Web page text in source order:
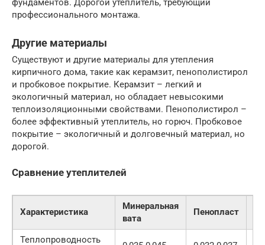
фундаментов. Дорогой утеплитель, требующий
профессионального монтажа.
Другие материалы
Существуют и другие материалы для утепления
кирпичного дома, такие как керамзит, пенополистирол
и пробковое покрытие. Керамзит – легкий и
экологичный материал, но обладает невысокими
теплоизоляционными свойствами. Пенополистирол –
более эффективный утеплитель, но горюч. Пробковое
покрытие – экологичный и долговечный материал, но
дорогой.
Сравнение утеплителей
Характеристика
Минеральная
вата
Пенопласт
Теплопроводность